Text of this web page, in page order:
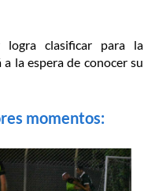
logra clasificar para la
la espera de conocer su
momentos: